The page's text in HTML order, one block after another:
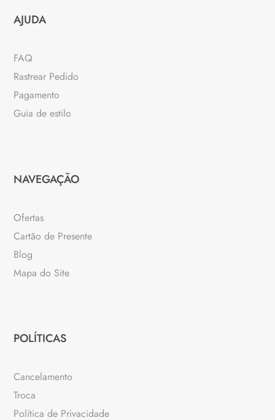
AJUDA
FAQ
Rastrear Pedido
Pagamento
Guia de estilo
NAVEGAÇÃO
Ofertas
Cartão de Presente
Blog
Mapa do Site
POLÍTICAS
Cancelamento
Troca
Política de Privacidade